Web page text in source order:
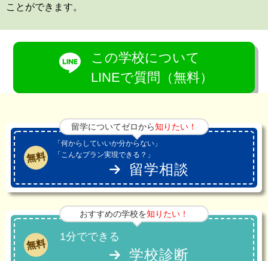
ことができます。
この学校について
LINEで質問（無料）
留学についてゼロから知りたい！
無料
「何からしていいか分からない」
「こんなプラン実現できる？」
留学相談
おすすめの学校を知りたい！
無料
1分でできる
学校診断